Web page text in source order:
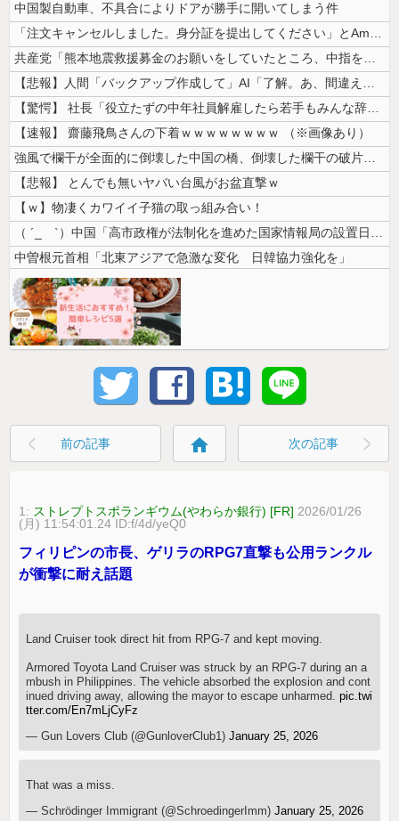
中国製自動車、不具合によりドアが勝手に開いてしまう件
「注文キャンセルしました。身分証を提出してください」とAmazonから...
共産党「熊本地震救援募金のお願いをしていたところ、中指を立てられました...
【悲報】人間「バックアップ作成して」AI「了解。あ、間違えちゃったｗ」...
【驚愕】 社長「役立たずの中年社員解雇したら若手もみんな辞めてしまった...
【速報】 齋藤飛鳥さんの下着ｗｗｗｗｗｗｗｗ （※画像あり）
強風で欄干が全面的に倒壊した中国の橋、倒壊した欄干の破片を調べると凄ま...
【悲報】 とんでも無いヤバい台風がお盆直撃ｗ
【ｗ】物凄くカワイイ子猫の取っ組み合い！
（ ´_ゝ`）中国「高市政権が法制化を進めた国家情報局の設置日が7月3...
中曽根元首相「北東アジアで急激な変化 日韓協力強化を」
前の記事 home 次の記事
1: ストレプトスポランギウム(やわらか銀行) [FR] 2026/01/26
(月) 11:54:01.24 ID:f/4d/yeQ0
フィリピンの市長、ゲリラのRPG7直撃も公用ランクル
が衝撃に耐え話題
Land Cruiser took direct hit from RPG-7 and kept moving.
Armored Toyota Land Cruiser was struck by an RPG-7 during an a
mbush in Philippines. The vehicle absorbed the explosion and cont
inued driving away, allowing the mayor to escape unharmed.pic.twi
tter.com/En7mLjCyFz
— Gun Lovers Club (@GunloverClub1)January 25, 2026
That was a miss.
— Schrödinger Immigrant (@SchroedingerImm)January 25, 2026